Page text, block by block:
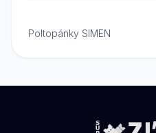
Poltopánky SIMEN